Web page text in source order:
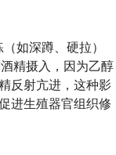
如深蹲、硬拉）
精摄入，因为乙醇
反射亢进，这种影
进生殖器官组织修